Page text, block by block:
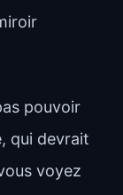
pouvoir
qui devrait
voyez